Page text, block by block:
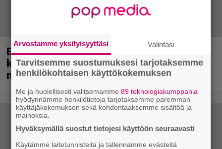
Eppu Normaali soitti viimeisen
konserttinsa koskaan – Yle Areenassa
nyt dokumentti bändistä
Arvostamme yksityisyyttäsi Valintasi
Tarvitsemme suostumuksesi tarjotaksemme
henkilökohtaisen käyttökokemuksen
Me ja huolellisesti valitsemamme89 teknologiakumppania
hyödynnämme henkilötietoja tarjotaksemme paremman
käyttäjäkokemuksen sekä kohdentaaksemme sisältöä ja
mainoksia.
Hyväksymällä suostut tietojesi käyttöön seuraavasti
Käytämme laitetunnisteita ja tallennamme evästeitä